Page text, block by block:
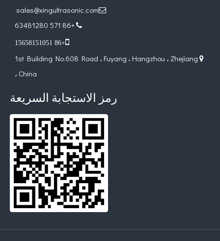

sales@xingultrasonic.com

+86 571 63481280

+86 15658151051
 1st Building No.608 Road ، Fuyang ، Hangzhou ، Zhejiang
، China
رمز الاستجابة السريعة